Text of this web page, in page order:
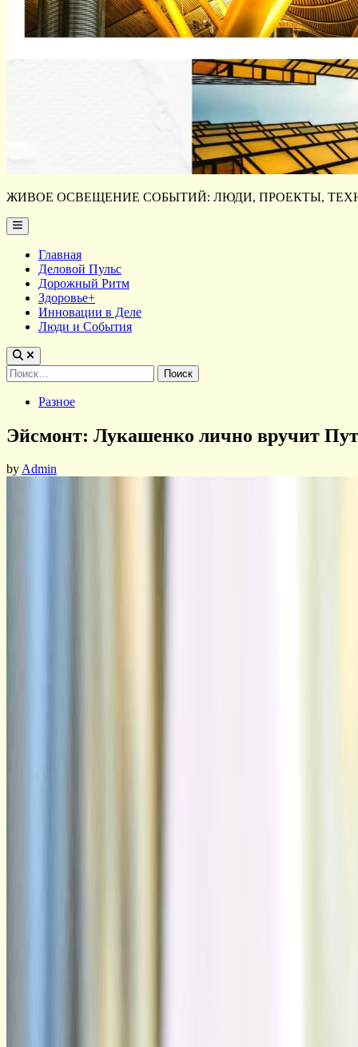
ЖИВОЕ ОСВЕЩЕНИЕ СОБЫТИЙ: ЛЮДИ, ПРОЕКТЫ,
Main
Menu
Главная
Деловой Пульс
Дорожный Ритм
Здоровье+
Инновации в Деле
Люди и События
Найти:
PostedРазное
Эйсмонт: Лукашенко лично вручит
byAdmin